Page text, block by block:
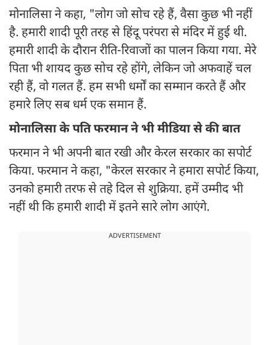
मोनालिसा ने कहा, "लोग जो सोच रहे हैं, वैसा कुछ भी नहीं
है. हमारी शादी पूरी तरह से हिंदू परंपरा से मंदिर में हुई थी.
हमारी शादी के दौरान रीति-रिवाजों का पालन किया गया. मेरे
पिता भी शायद कुछ सोच रहे होंगे, लेकिन जो अफवाहें चल
रही हैं, वो गलत हैं. हम सभी धर्मों का सम्मान करते हैं और
हमारे लिए सब धर्म एक समान हैं.
मोनालिसा के पति फरमान ने भी मीडिया से की बात
फरमान ने भी अपनी बात रखी और केरल सरकार का सपोर्ट
किया. फरमान ने कहा, "केरल सरकार ने हमारा सपोर्ट किया,
उनको हमारी तरफ से तहे दिल से शुक्रिया. हमें उम्मीद भी
नहीं थी कि हमारी शादी में इतने सारे लोग आएंगे.
ADVERTISEMENT